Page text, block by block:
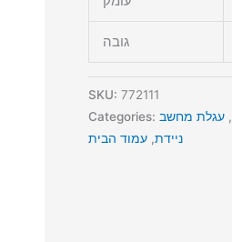
גובה
SKU: 772111
Categories:
, עגלת מחשב
ניידת, עמוד הבית